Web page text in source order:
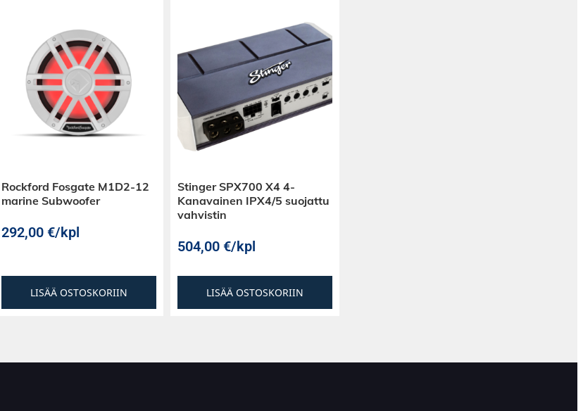
Rockford Fosgate M1D2-12
marine Subwoofer
292,00 €/kpl
LISÄÄ OSTOSKORIIN
Stinger SPX700 X4 4-
Kanavainen IPX4/5 suojattu
vahvistin
504,00 €/kpl
LISÄÄ OSTOSKORIIN